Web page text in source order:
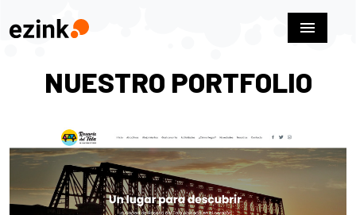
menu
NUESTRO PORTFOLIO